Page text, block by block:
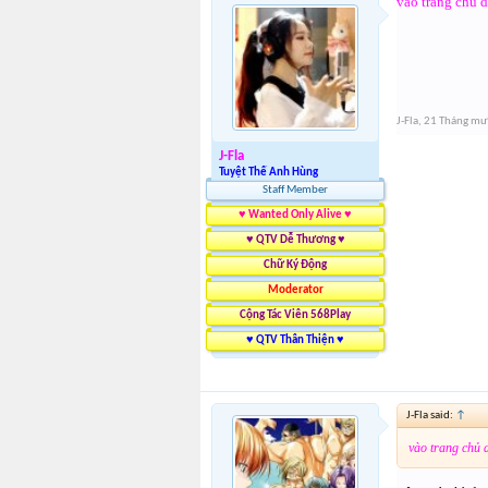
J-Fla
Tuyệt Thế Anh Hùng
Staff Member
♥ Wanted Only Alive ♥
♥ QTV Dễ Thương ♥
Chữ Ký Động
Moderator
Cộng Tác Viên 568Play
♥ QTV Thân Thiện ♥
J-Fla, 21 Tháng
J-Fla said: ↑
vào trang chủ